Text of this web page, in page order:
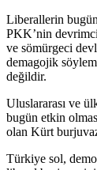
Liberallerin
PKK’nin devrimci
ve sömürgeci
demagojik söylem
değildir.
Uluslararası ve
bugün etkin
olan Kürt
Türkiye sol,